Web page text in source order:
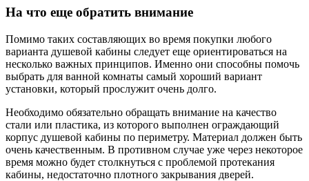
На что еще обратить внимание
Помимо таких составляющих во время покупки любого
варианта душевой кабины следует еще ориентироваться на
несколько важных принципов. Именно они способны помочь
выбрать для ванной комнаты самый хороший вариант
установки, который прослужит очень долго.
Необходимо обязательно обращать внимание на качество
стали или пластика, из которого выполнен ограждающий
корпус душевой кабины по периметру. Материал должен быть
очень качественным. В противном случае уже через некоторое
время можно будет столкнуться с проблемой протекания
кабины, недостаточно плотного закрывания дверей.